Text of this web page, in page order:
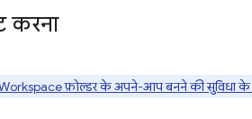
करना
फ़ोल्डर के अपने-आप बनने की सुविधा के